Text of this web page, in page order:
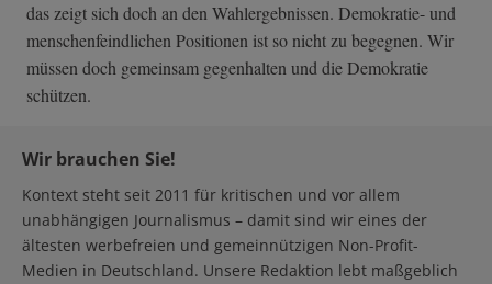
das zeigt sich doch an den Wahlergebnissen. Demokratie- und
menschenfeindlichen Positionen ist so nicht zu begegnen. Wir
müssen doch gemeinsam gegenhalten und die Demokratie
schützen.
Wir brauchen Sie!
Kontext steht seit 2011 für kritischen und vor allem
unabhängigen Journalismus – damit sind wir eines der
ältesten werbefreien und gemeinnützigen Non-Profit-
Medien in Deutschland. Unsere Redaktion lebt maßgeblich